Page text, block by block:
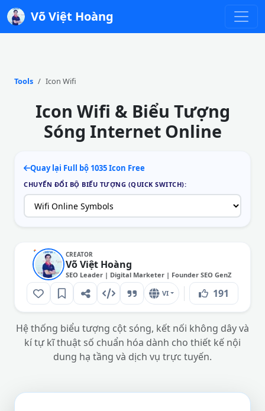
Võ Việt Hoàng
Tools Icon Wifi
Icon Wifi & Biểu Tượng
Sóng Internet Online
Quay lại Full bộ 1035 Icon Free
CHUYỂN ĐỔI BỘ BIỂU TƯỢNG (QUICK SWITCH):
CREATOR
Võ Việt Hoàng
SEO Leader | Digital Marketer | Founder SEO GenZ
VI 191
Hệ thống biểu tượng cột sóng, kết nối không dây và
kí tự kĩ thuật số chuẩn hóa dành cho thiết kế nội
dung hạ tầng và dịch vụ trực tuyến.